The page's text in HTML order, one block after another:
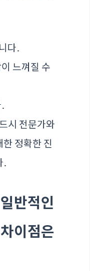
다.
느껴질 수
시 전문가와
정확한 진
.
반적인
이점은